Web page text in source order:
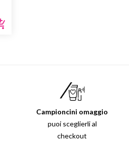
Campioncini omaggio
puoi sceglierli al
checkout